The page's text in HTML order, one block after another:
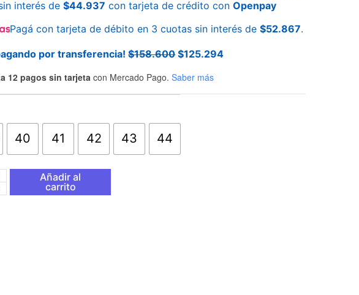
interés de$44.937 con tarjeta de crédito conOpenpay
Pagá con tarjeta de débito en 3 cuotas sin interés de$52.867.
por transferencia!$158.600 $125.294
12 pagos sin tarjetacon Mercado Pago. Saber más
40 41 42 43 44
Añadir al
carrito